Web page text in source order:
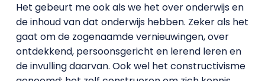
Het gebeurt me ook als we het over onderwijs en
de inhoud van dat onderwijs hebben. Zeker als het
gaat om de zogenaamde vernieuwingen, over
ontdekkend, persoonsgericht en lerend leren en
de invulling daarvan. Ook wel het constructivisme